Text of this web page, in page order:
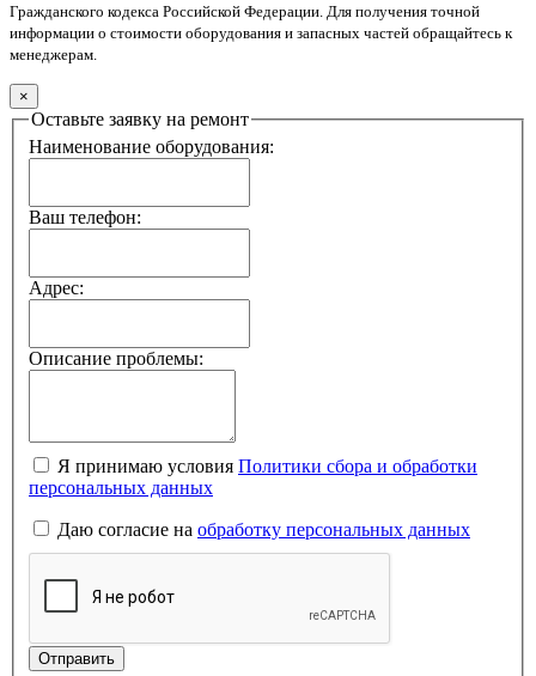
Гражданского кодекса Российской Федерации. Для получения точной
информации о стоимости оборудования и запасных частей обращайтесь к
менеджерам.
×
Оставьте заявку на ремонт
Наименование оборудования:
Ваш телефон:
Адрес:
Описание проблемы:
Я принимаю условия Политики сбора и обработки
персональных данных
Даю согласие на обработку персональных данных
Отправить